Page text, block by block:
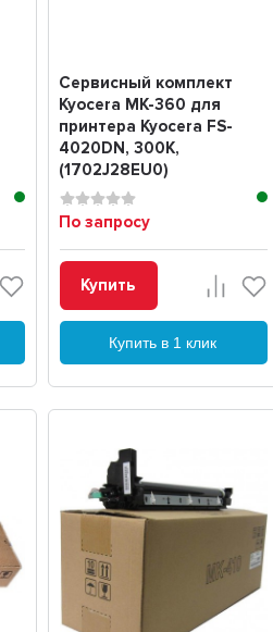
Сервисный комплект
Kyocera MK-360 для
принтера Kyocera FS-
4020DN, 300K,
(1702J28EU0)
По запросу
Купить
Купить в 1 клик